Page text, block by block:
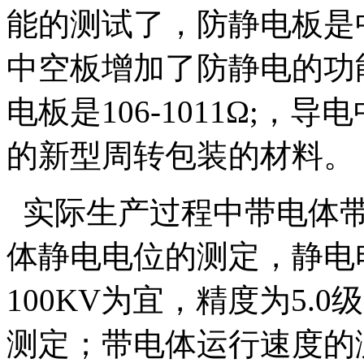
能的测试了，防静电板
中空板增加了防静电的
电板是106-1011Ω;，导
的新型周转包装的材料。
实际生产过程中带电体
体静电电位的测定，静
100KV为宜，精度为5.0
测定；带电体运行速度